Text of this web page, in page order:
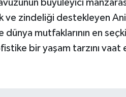
büyüleyici
ve zindeliği destekleyen
mutfaklarının en
bir yaşam tarzını vaat